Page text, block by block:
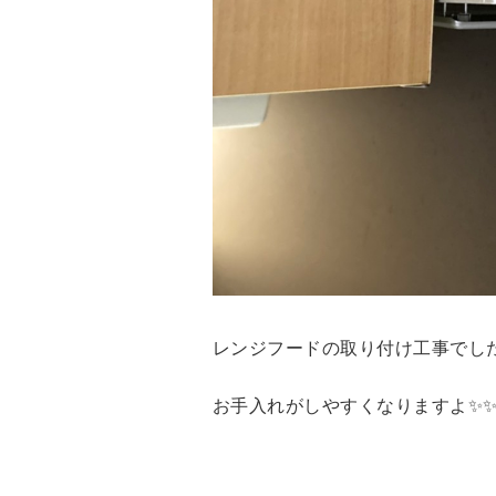
レンジフードの取り付け工事でし
お手入れがしやすくなりますよ